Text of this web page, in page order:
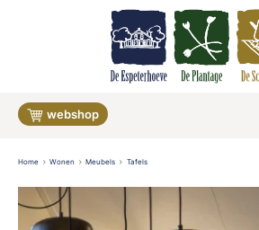
webshop
Home Wonen Meubels Tafels